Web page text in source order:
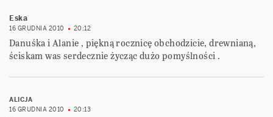
Eska
16 GRUDNIA 2010 20:12
Danuśka i Alanie , piękną rocznicę obchodzicie, drewnianą,
ściskam was serdecznie życząc dużo pomyślności .
ALICJA
16 GRUDNIA 2010
20:13